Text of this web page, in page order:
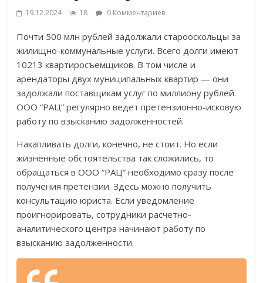
19.12.2024 18 0 Комментариев
Почти 500 млн рублей задолжали старооскольцы за
жилищно-коммунальные услуги. Всего долги имеют
10213 квартиросъемщиков. В том числе и
арендаторы двух муниципальных квартир — они
задолжали поставщикам услуг по миллиону рублей.
ООО “РАЦ” регулярно ведет претензионно-исковую
работу по взысканию задолженностей.
Накапливать долги, конечно, не стоит. Но если
жизненные обстоятельства так сложились, то
обращаться в ООО “РАЦ” необходимо сразу после
получения претензии. Здесь можно получить
консультацию юриста. Если уведомление
проигнорировать, сотрудники расчетно-
аналитического центра начинают работу по
взысканию задолженности.